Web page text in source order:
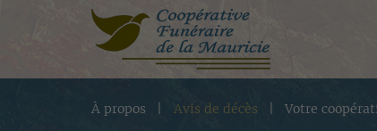
À propos Avis de décès Votre